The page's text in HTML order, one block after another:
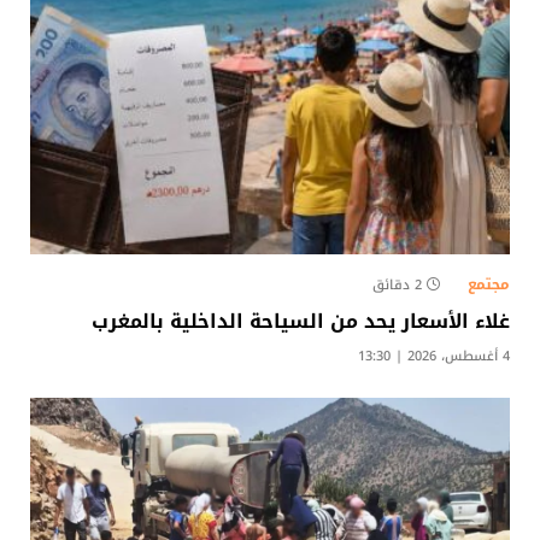
مجتمع 2 دقائق
غلاء الأسعار يحد من السياحة الداخلية بالمغرب
4 أغسطس، 2026 | 13:30